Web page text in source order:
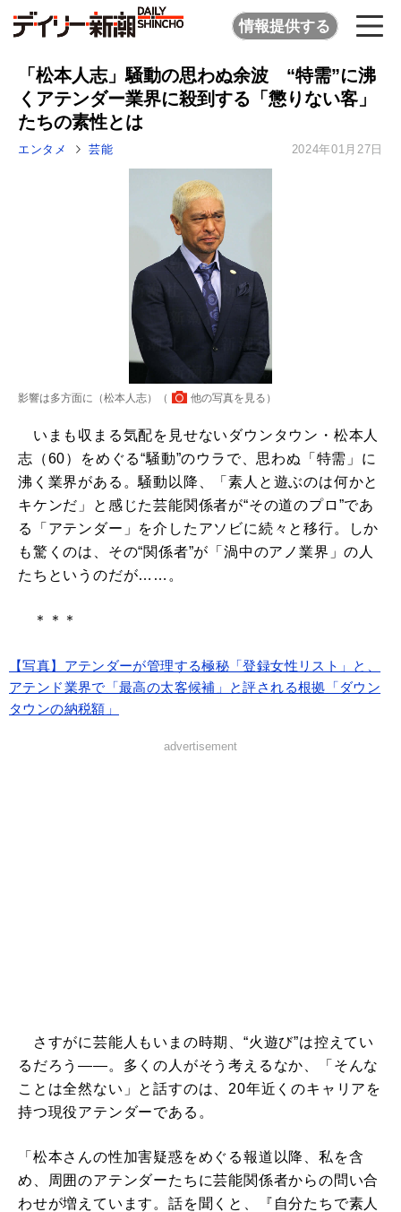
情報提供する
「松本人志」騒動の思わぬ余波 “特需”に沸
くアテンダー業界に殺到する「懲りない客」
たちの素性とは
エンタメ 芸能 2024年01月27日
影響は多方面に（松本人志）（ 他の写真を見る ）
いまも収まる気配を見せないダウンタウン・松本人
志（60）をめぐる“騒動”のウラで、思わぬ「特需」に
沸く業界がある。騒動以降、「素人と遊ぶのは何かと
キケンだ」と感じた芸能関係者が“その道のプロ”であ
る「アテンダー」を介したアソビに続々と移行。しか
も驚くのは、その“関係者”が「渦中のアノ業界」の人
たちというのだが……。
＊＊＊
【写真】アテンダーが管理する極秘「登録女性リスト」と、
アテンド業界で「最高の太客候補」と評される根拠「ダウン
タウンの納税額」
advertisement
さすがに芸能人もいまの時期、“火遊び”は控えてい
るだろう――。多くの人がそう考えるなか、「そんな
ことは全然ない」と話すのは、20年近くのキャリアを
持つ現役アテンダーである。
「松本さんの性加害疑惑をめぐる報道以降、私を含
め、周囲のアテンダーたちに芸能関係者からの問い合
わせが増えています。話を聞くと、『自分たちで素人